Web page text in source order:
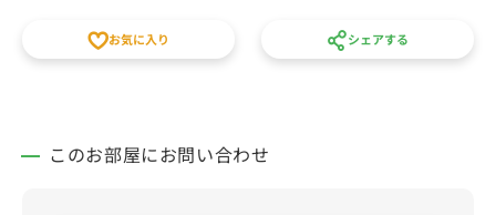
お気に入り シェアする
このお部屋にお問い合わせ